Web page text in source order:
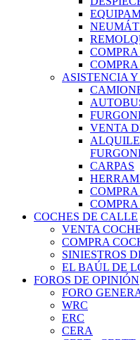
ASISTENCIA
VENTA
CARPAS
COCHES DE CALLE
VENTA
COMPRA
SINIESTROS
EL BAÚL DE
FOROS DE OPINIÓN
FORO
WRC
ERC
CERA